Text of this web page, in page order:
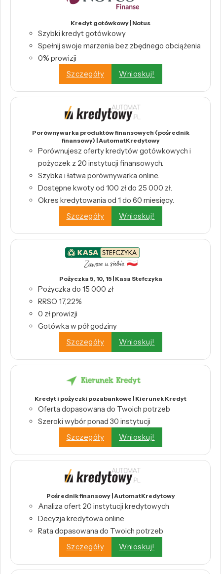
Kredyt gotówkowy | Notus
Szybki kredyt gotówkowy
Spełnij swoje marzenia bez zbędnego obciążenia
0% prowizji
Szczegóły
Wnioskuj!
Porównywarka produktów finansowych (pośrednik
finansowy) | AutomatKredytowy
Porównujesz oferty kredytów gotówkowych i
pożyczek z 20 instytucji finansowych.
Szybka i łatwa porównywarka online.
Dostępne kwoty od 100 zł do 25 000 zł.
Okres kredytowania od 1 do 60 miesięcy.
Szczegóły
Wnioskuj!
Pożyczka 5, 10, 15 | Kasa Stefczyka
Pożyczka do 15 000 zł
RRSO 17,22%
0 zł prowizji
Gotówka w pół godziny
Szczegóły
Wnioskuj!
Kredyt i pożyczki pozabankowe | Kierunek Kredyt
Oferta dopasowana do Twoich potrzeb
Szeroki wybór ponad 30 instytucji
Szczegóły
Wnioskuj!
Pośrednik finansowy | AutomatKredytowy
Analiza ofert 20 instytucji kredytowych
Decyzja kredytowa online
Rata dopasowana do Twoich potrzeb
Szczegóły
Wnioskuj!